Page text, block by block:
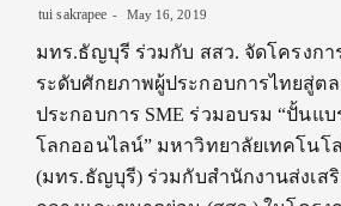
tui sakrapee May 16, 2019
มทร.ธัญบุรี ร่วมกับ สสว. จัดโครงการ
ระดับศักยภาพผู้ประกอบการไทยสู่ต
ประกอบการ SME ร่วมอบรม “ปั้นแ
โลกออนไลน์” มหาวิทยาลัยเทคโน
(มทร.ธัญบุรี) ร่วมกับสำนักงานส่งเส